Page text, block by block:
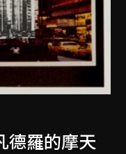
德羅的摩天